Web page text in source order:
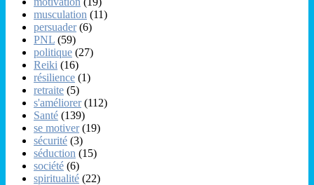
musculation (11)
persuader(6)
PNL (59)
politique (27)
Reiki (16)
résilience (1)
retraite (5)
s'améliorer(112)
Santé (139)
se motiver(19)
sécurité (3)
séduction (15)
société (6)
spiritualité (22)